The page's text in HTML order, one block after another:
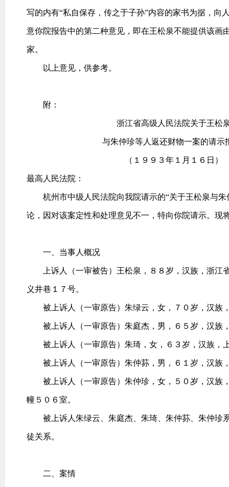
写的内有“私自保存，传之于子孙”内容的家书为据，向
意你院报告中的第二种意见，即在王松泉不能提供该画
家。
以上意见，供参考。
附：
浙江省高级人民法院关于王松
与朱仲珍等人返还财物一案的请示
（１９９３年１月１６日）
最高人民法院：
杭州市中级人民法院向我院请示的“关于王松泉与朱
论，因对该案定性和处理意见不一，特向你院请示。现
一、当事人概况
上诉人（一审被告）王松泉，８８岁，汉族，浙江
义井巷１７号。
被上诉人（一审原告）朱绿云，女，７０岁，汉族
被上诉人（一审原告）朱庭杰，男，６５岁，汉族
被上诉人（一审原告）朱琦，女，６３岁，汉族，
被上诉人（一审原告）朱仲荪，男，６１岁，汉族
被上诉人（一审原告）朱仲珍，女，５０岁，汉族
幢５０６室。
被上诉人朱绿云、朱庭杰、朱琦、朱仲荪、朱仲珍
徒关系。
二、案情